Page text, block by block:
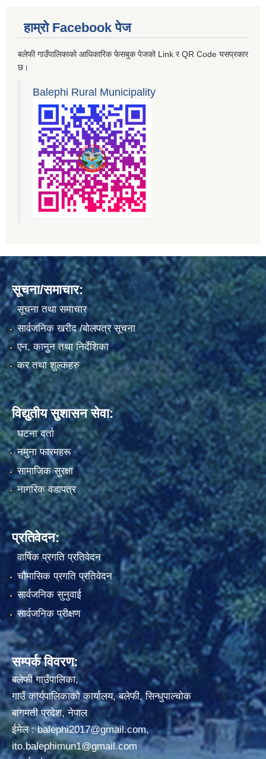
हाम्रो Facebook पेज
बलेफी गाउँपालिकाको आधिकारिक फेसबुक पेजको Link र QR Code यसप्रकार
छ।
Balephi Rural Municipality
सूचना/समाचार:
सूचना तथा समाचार
सार्वजनिक खरीद /बोलपत्र सूचना
एन, कानुन तथा निर्देशिका
कर तथा शुल्कहरु
विद्युतीय सुशासन सेवा:
घटना दर्ता
नमुना फारमहरू
सामाजिक सुरक्षा
नागरिक वडापत्र
प्रतिवेदन:
वार्षिक प्रगति प्रतिवेदन
चौमासिक प्रगति प्रतिवेदन
सार्वजनिक सुनुवाई
सार्वजनिक परीक्षण
सम्पर्क विवरण:
बलेफी गाउँपालिका,
गाउँ कार्यपालिकाको कार्यालय, बलेफी, सिन्धुपाल्चोक
बागमती प्रदेश, नेपाल
ईमेल :balephi2017@gmail.com,
ito.balephimun1@gmail.com